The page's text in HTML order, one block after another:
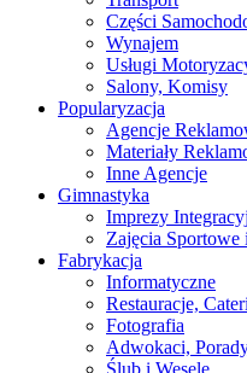
Części
Wynajem
Usługi
Salony, Komisy
Popularyzacja
Agencje
Materiały
Inne Agencje
Gimnastyka
Imprezy
Zajęcia Sportowe
Fabrykacja
Informatyczne
Restauracje,
Fotografia
Adwokaci,
Ślub i Wesele